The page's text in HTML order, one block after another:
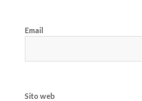
Email
Sito web